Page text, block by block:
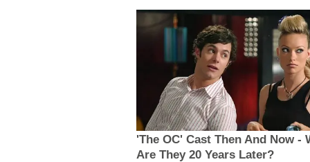
'The OC' Cast Then And Now -
Are They 20 Years Later?